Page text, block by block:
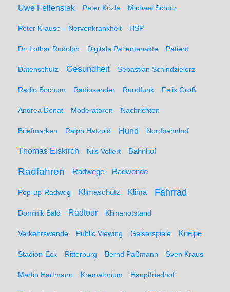
Uwe Fellensiek Peter Közle Michael Schulz
Peter Krause Nervenkrankheit HSP
Dr. Lothar Rudolph Digitale Patientenakte Patient
Datenschutz Gesundheit Sebastian Schindzielorz
Radio Bochum Radiosender Rundfunk Felix Groß
Andrea Donat Moderatoren Nachrichten
Briefmarken Ralph Hatzold Hund Nordbahnhof
Thomas Eiskirch Nils Vollert Bahnhof
Radfahren Radwege Radwende
Pop-up-Radweg Klimaschutz Klima Fahrrad
Dominik Bald Radtour Klimanotstand
Verkehrswende Public Viewing Geiserspiele Kneipe
Stadion-Eck Ritterburg Bernd Paßmann Sven Kraus
Martin Hartmann Krematorium Hauptfriedhof